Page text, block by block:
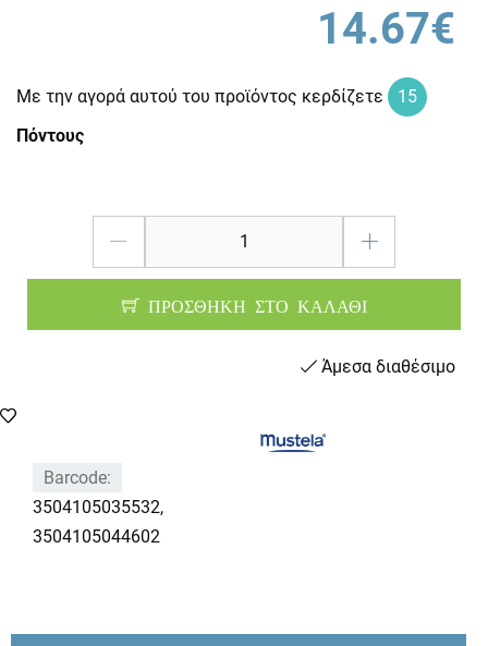
14.67€
Με την αγορά αυτού του προϊόντος κερδίζετε
15
Πόντους
ΠΡΟΣΘΗΚΗ ΣΤΟ ΚΑΛΑΘΙ
Άμεσα διαθέσιμο
Barcode:
3504105035532,
3504105044602